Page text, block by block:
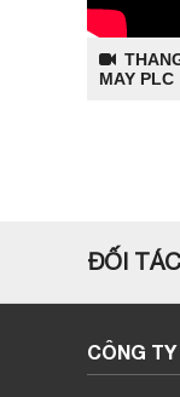
MAY PLC
ĐỐI TÁC
CÔNG